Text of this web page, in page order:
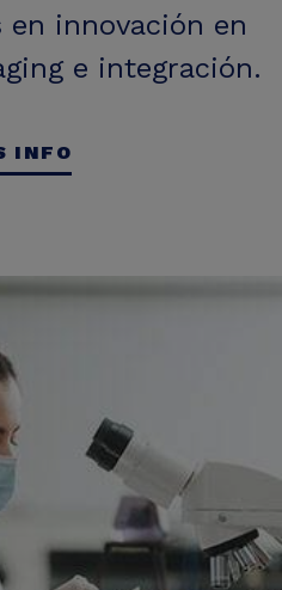
en innovación en
e integración.
INFO